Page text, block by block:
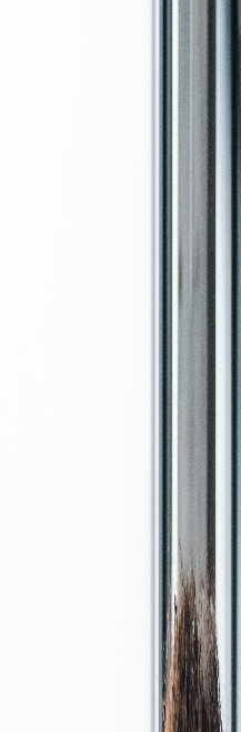
Atendimento (21) 2574 8888
Conclua sua Matrícula
ÁREA DO ALUNO